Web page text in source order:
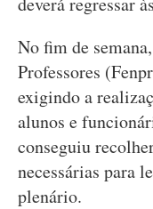
No fim de
Professores
exigindo a
alunos e
conseguiu
necessárias para
plenário.